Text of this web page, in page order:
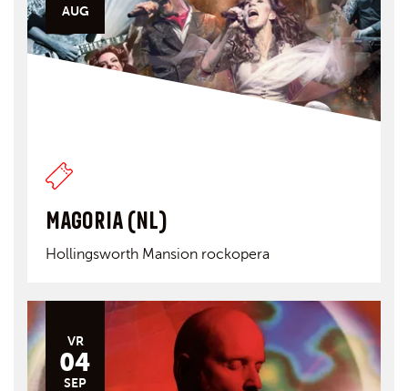
AUG
MAGORIA (NL)
Hollingsworth Mansion rockopera
VR
04
SEP